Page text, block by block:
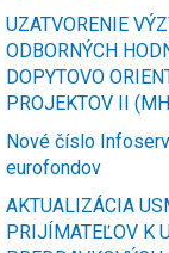
UZATVORENIE
ODBORNÝCH
DOPYTOVO
PROJEKTOV II
Nové číslo
eurofondov
AKTUALIZÁCIA
PRIJÍMATEĽOV K